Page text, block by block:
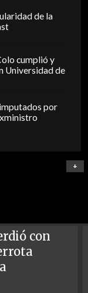
de la
cumplió y
Universidad de
por
+
con